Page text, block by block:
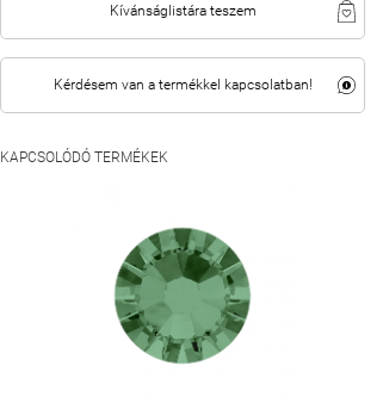
Kívánságlistára teszem
Kérdésem van a termékkel kapcsolatban!
KAPCSOLÓDÓ TERMÉKEK